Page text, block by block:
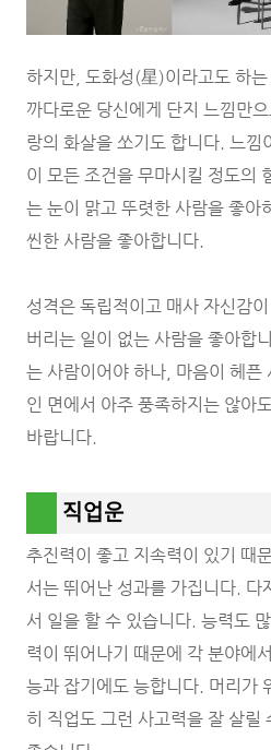
하지만, 도화성(星)이라고도 하
까다로운 당신에게 단지 느낌만
랑의 화살을 쏘기도 합니다. 느낌
이 모든 조건을 무마시킬 정도의
는 눈이 맑고 뚜렷한 사람을 좋아
씬한 사람을 좋아합니다.
성격은 독립적이고 매사 자신감
버리는 일이 없는 사람을 좋아합
는 사람이어야 하나, 마음이 헤픈
인 면에서 아주 풍족하지는 않아
바랍니다.
직업운
추진력이 좋고 지속력이 있기 때
서는 뛰어난 성과를 가집니다. 다
서 일을 할 수 있습니다. 능력도
력이 뛰어나기 때문에 각 분야에
능과 잡기에도 능합니다. 머리가
히 직업도 그런 사고력을 잘 살릴